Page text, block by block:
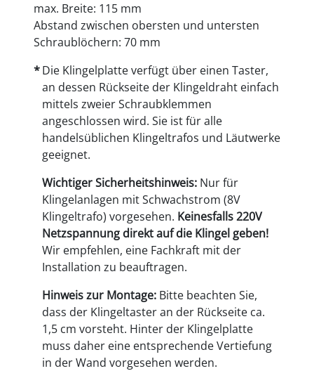
max. Breite: 115 mm
Abstand zwischen obersten und untersten
Schraublöchern: 70 mm
Die Klingelplatte verfügt über einen Taster,
an dessen Rückseite der Klingeldraht einfach
mittels zweier Schraubklemmen
angeschlossen wird. Sie ist für alle
handelsüblichen Klingeltrafos und Läutwerke
geeignet.
Wichtiger Sicherheitshinweis: Nur für
Klingelanlagen mit Schwachstrom (8V
Klingeltrafo) vorgesehen. Keinesfalls 220V
Netzspannung direkt auf die Klingel geben!
Wir empfehlen, eine Fachkraft mit der
Installation zu beauftragen.
Hinweis zur Montage: Bitte beachten Sie,
dass der Klingeltaster an der Rückseite ca.
1,5 cm vorsteht. Hinter der Klingelplatte
muss daher eine entsprechende Vertiefung
in der Wand vorgesehen werden.